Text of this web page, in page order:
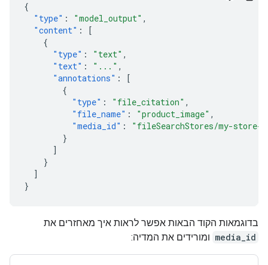
{
"type" : "model_output" ,
"content" :
[
{
"type" : "text" ,
"text" : "..." ,
"annotations" :
[
{
"type" : "file_citation" ,
"file_name" : "product_image" ,
"media_id" :
"fileSearchStores/my-store-
}
]
}
]
}
בדוגמאות הקוד הבאות אפשר לראות איך מאחזרים את
media_id ומורידים את המדיה: